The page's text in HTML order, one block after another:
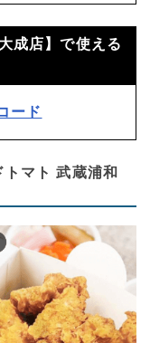
成店】で使える
ード
マト 武蔵浦和